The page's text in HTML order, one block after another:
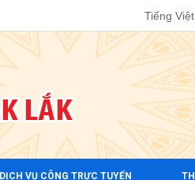
Tiếng Việt
DỊCH VỤ CÔNG TRỰC TUYẾN